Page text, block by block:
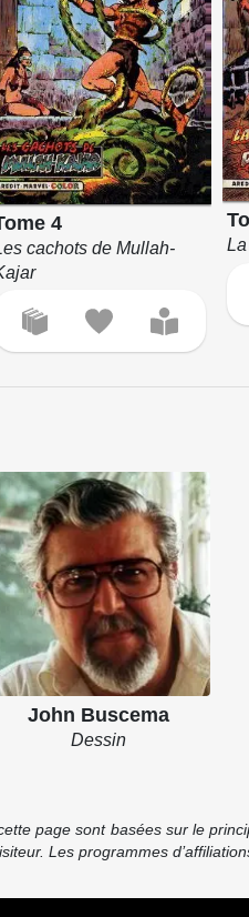
4
cachots de Mullah-
John Buscema
Dessin
page sont basées sur le
Les programmes